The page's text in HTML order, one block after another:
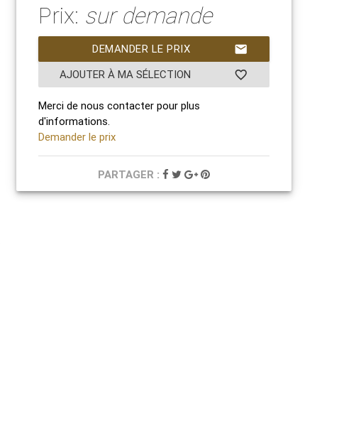
Prix: sur demande
mail
DEMANDER LE PRIX
favorite_border
AJOUTER À MA SÉLECTION
Merci de nous contacter pour plus
d'informations.
Demander le prix
PARTAGER :